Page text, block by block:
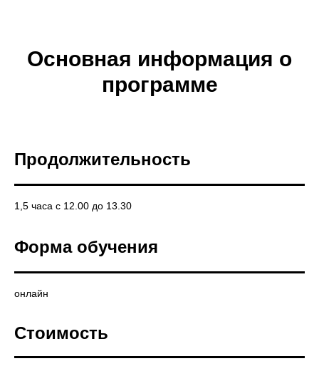
Основная информация о
программе
Продолжительность
1,5 часа с 12.00 до 13.30
Форма обучения
онлайн
Стоимость